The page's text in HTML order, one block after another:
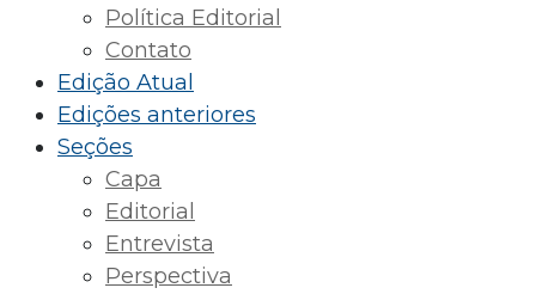
Política Editorial
Contato
Edição Atual
Edições anteriores
Seções
Capa
Editorial
Entrevista
Perspectiva